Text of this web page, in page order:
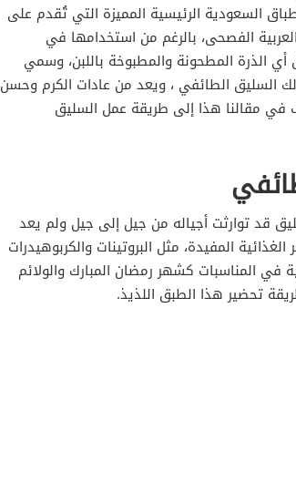
السعودية الرئيسية المميزة التي تُقدم على
الفصحى، بالرغم من استخدامها في
الذرة المطحونة والمطبوخة باللبن، وسمي
السليق الطائفي ، ويعد من عادات الكرم وحسن
في مقالنا هذا إلى طريقة عمل السليق
قد توارثت أجياله من جيل إلى جيل ولم يعد
المفيدة، مثل البروتينات والكربوهيدرات
المناسبات كشهر رمضان المبارك والولائم
تحضير هذا الطبق اللذيذ.